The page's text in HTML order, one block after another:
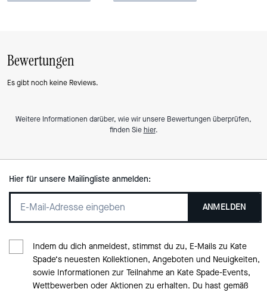
Bewertungen
Es gibt noch keine Reviews.
Weitere Informationen darüber, wie wir unsere Bewertungen überprüfen,
finden Siehier.
Hier für unsere Mailingliste anmelden:
ANMELDEN
Indem du dich anmeldest, stimmst du zu, E-Mails zu Kate
Spade‘s neuesten Kollektionen, Angeboten und Neuigkeiten,
sowie Informationen zur Teilnahme an Kate Spade-Events,
Wettbewerben oder Aktionen zu erhalten. Du hast gemäß